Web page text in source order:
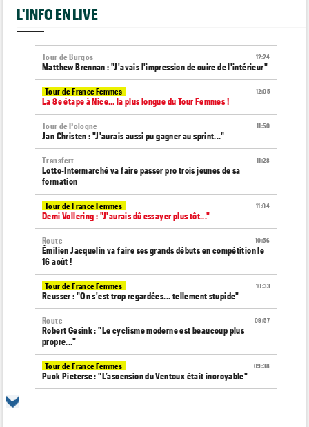
L'INFO EN LIVE
12:24
Tour de Burgos
Matthew Brennan : "J'avais l'impression de cuire de l'intérieur"
12:05
Tour de France Femmes
La 8e étape à Nice… la plus longue du Tour Femmes !
11:50
Tour de Pologne
Jan Christen : "J'aurais aussi pu gagner au sprint..."
11:28
Transfert
Lotto-Intermarché va faire passer pro trois jeunes de sa
formation
11:04
Tour de France Femmes
Demi Vollering : "J'aurais dû essayer plus tôt..."
10:56
Route
Émilien Jacquelin va faire ses grands débuts en compétition le
16 août !
10:33
Tour de France Femmes
Reusser : "On s'est trop regardées... tellement stupide"
09:57
Route
Robert Gesink : "Le cyclisme moderne est beaucoup plus
propre..."
09:38
Tour de France Femmes
Puck Pieterse : "L’ascension du Ventoux était incroyable"